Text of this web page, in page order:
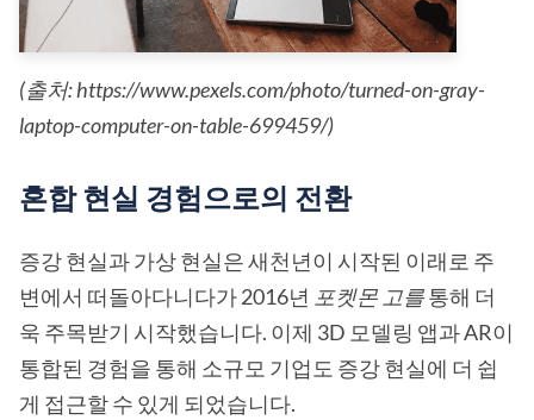
(출처: https://www.pexels.com/photo/turned-on-gray-
laptop-computer-on-table-699459/)
혼합 현실 경험으로의 전환
증강 현실과 가상 현실은 새천년이 시작된 이래로 주
변에서 떠돌아다니다가 2016년 포켓몬 고를통해 더
욱 주목받기 시작했습니다. 이제 3D 모델링 앱과 AR이
통합된 경험을 통해 소규모 기업도 증강 현실에 더 쉽
게 접근할 수 있게 되었습니다.